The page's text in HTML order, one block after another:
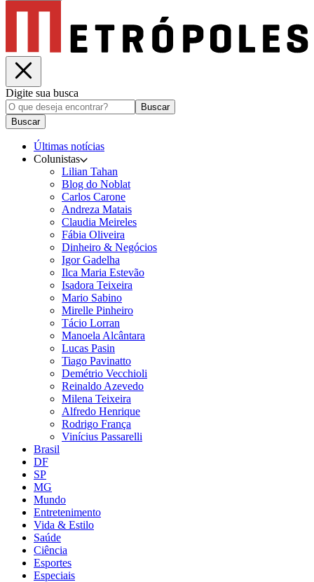
Digite sua busca
Buscar
Buscar
Últimas notícias
Colunistas
Lilian Tahan
Blog do Noblat
Carlos Carone
Andreza Matais
Claudia Meireles
Fábia Oliveira
Dinheiro & Negócios
Igor Gadelha
Ilca Maria Estevão
Isadora Teixeira
Mario Sabino
Mirelle Pinheiro
Tácio Lorran
Manoela Alcântara
Lucas Pasin
Tiago Pavinatto
Demétrio Vecchioli
Reinaldo Azevedo
Milena Teixeira
Alfredo Henrique
Rodrigo França
Vinícius Passarelli
Brasil
DF
SP
MG
Mundo
Entretenimento
Vida & Estilo
Saúde
Ciência
Esportes
Especiais